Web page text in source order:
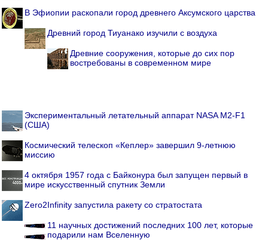
В Эфиопии раскопали город древнего Аксумского царства
Древний город Тиуанако изучили с воздуха
Древние сооружения, которые до сих пор
востребованы в современном мире
Экспериментальный летательный аппарат NASA M2-F1
(США)
Космический телескоп «Кеплер» завершил 9-летнюю
миссию
4 октября 1957 года с Байконура был запущен первый в
мире искусственный спутник Земли
Zero2Infinity запустила ракету со стратостата
11 научных достижений последних 100 лет, которые
подарили нам Вселенную